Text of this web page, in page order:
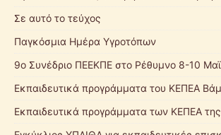
Σε αυτό το τεύχος
Παγκόσμια Ημέρα Υγροτόπων
9ο Συνέδριο ΠΕΕΚΠΕ στο Ρέθυμνο 8-10
Εκπαιδευτικά προγράμματα του ΚΕΠΕΑ
Εκπαιδευτικά προγράμματα των ΚΕΠΕΑ